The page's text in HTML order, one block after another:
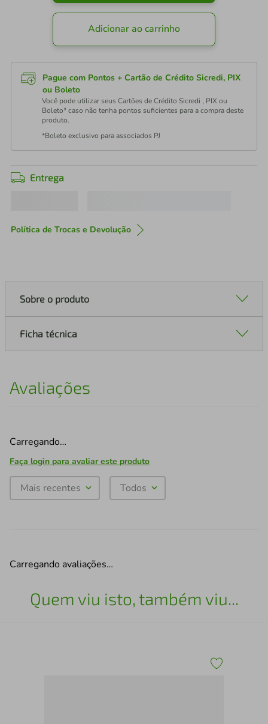
Adicionar ao carrinho
Pague com Pontos + Cartão de Crédito Sicredi, PIX
ou Boleto
Você pode utilizar seus Cartões de Crédito Sicredi , PIX ou
Boleto* caso não tenha pontos suficientes para a compra deste
produto.
*Boleto exclusivo para associados PJ
Entrega
Política de Trocas e Devolução
Sobre o produto
Ficha técnica
Avaliações
Carregando…
Faça login para avaliar este produto
Mais recentes Todos
Carregando avaliações…
Quem viu isto, também viu...